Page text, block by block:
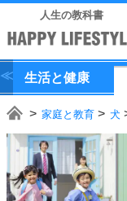
人生の教科書
生活と健康
家庭と教育 犬